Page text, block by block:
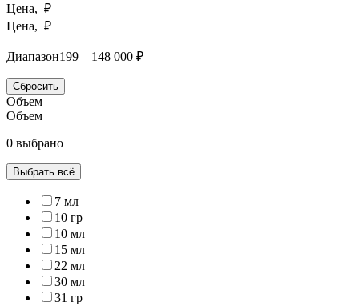
Цена, ₽
Цена, ₽
Диапазон199 – 148 000 ₽
Сбросить
Объем
Объем
0 выбрано
Выбрать всё
7 мл
10 гр
10 мл
15 мл
22 мл
30 мл
31 гр